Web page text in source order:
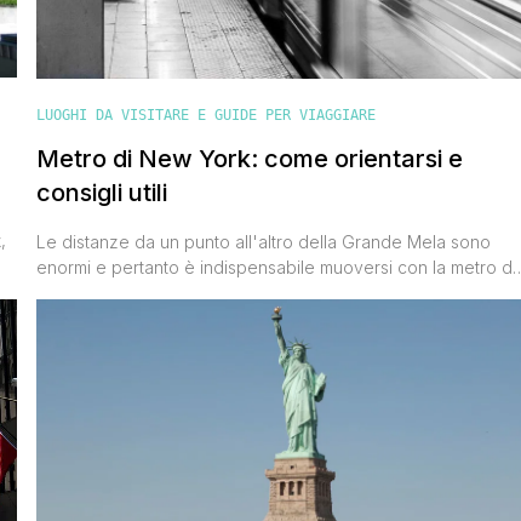
LUOGHI DA VISITARE E GUIDE PER VIAGGIARE
Metro di New York: come orientarsi e
consigli utili
Le distanze da un punto all'altro della Grande Mela sono
enormi e pertanto è indispensabile muoversi con la metro di
ti dico ciò che penso: sono rimasto un pò deluso dalla
metropolitana della Grande Mela, mi aspettavo stazioni
nuovissime, pulite e con aria condizionata e invece [']